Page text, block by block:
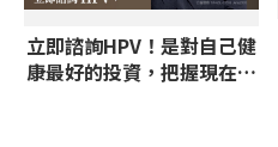
立即諮詢HPV！是對自己健
康最好的投資，把握現在不